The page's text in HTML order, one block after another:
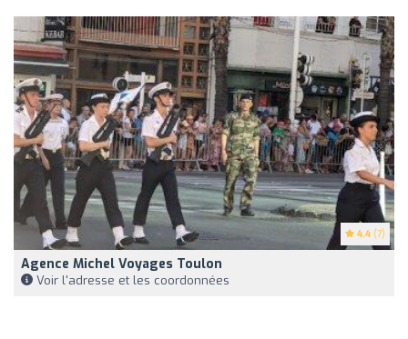
4.4 (7)
Agence Michel Voyages Toulon
Voir l'adresse et les coordonnées